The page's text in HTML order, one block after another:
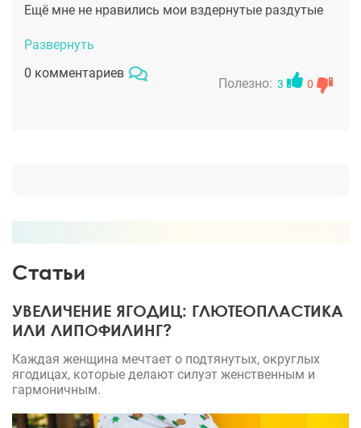
Ещё мне не нравились мои вздернутые раздутые
преобразил его ,благодаря ринопластике на
кончик носа, сделав его поменьше и сузил разлет
ноздрей. Лицо перестало выглядеть хищным. А
Развернуть
0 комментариев
Полезно: 3 0
Статьи
УВЕЛИЧЕНИЕ ЯГОДИЦ: ГЛЮТЕОПЛАСТИКА
ИЛИ ЛИПОФИЛИНГ?
Каждая женщина мечтает о подтянутых, округлых
ягодицах, которые делают силуэт женственным и
гармоничным.